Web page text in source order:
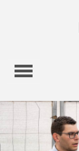
HIGHLIGHTS
PROJECTS